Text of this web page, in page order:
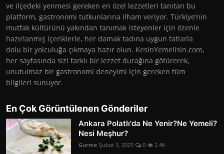
ve ilçedeki yenmesi gereken en özel lezzetleri tanıtan bu
platform, gastronomi tutkunlarına ilham veriyor. Türkiye’nin
mutfak kültürünü yakından tanımak isteyenler için özenle
hazırlanmış içeriklerle, her damak tadına uygun tatlarla
dolu bir yolculuğa çıkmaya hazır olun. KesinYemelisin.com,
her sayfasında sizi farklı bir lezzet durağına götürerek,
unutulmaz bir gastronomi deneyimi için gereken tüm
bilgileri sunuyor.
En Çok Görüntülenen Gönderiler
Ankara Polatlı'da Ne Yenir?Ne Yemeli?
Nesi Meşhur?
Gurme Şubat 3, 2025 0 2.4K